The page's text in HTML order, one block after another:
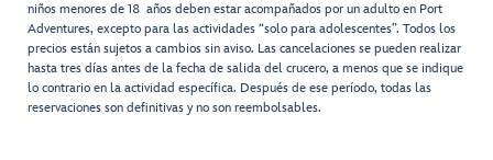
niños menores de 18 años deben estar acompañados por un adulto en Port
Adventures, excepto para las actividades “solo para adolescentes”. Todos los
precios están sujetos a cambios sin aviso. Las cancelaciones se pueden realizar
hasta tres días antes de la fecha de salida del crucero, a menos que se indique
lo contrario en la actividad específica. Después de ese período, todas las
reservaciones son definitivas y no son reembolsables.